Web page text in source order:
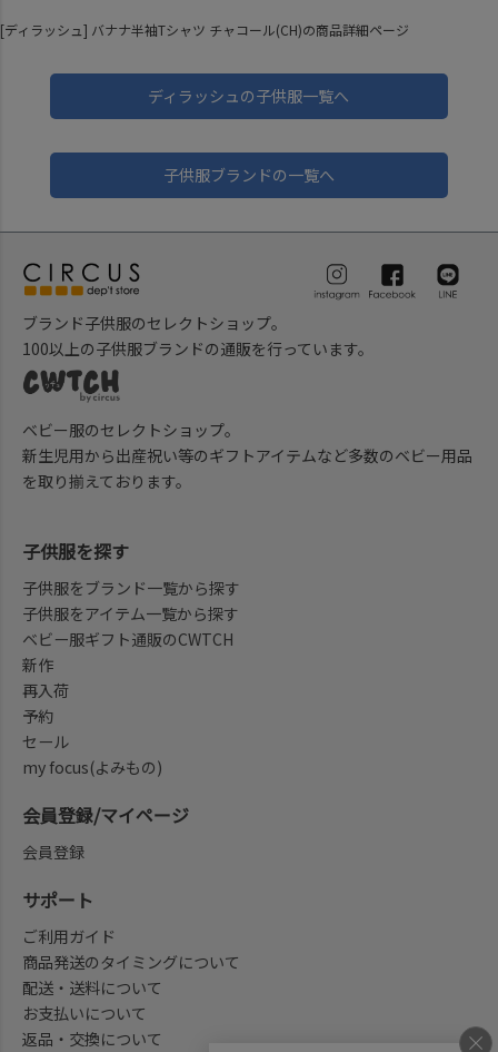
[ディラッシュ] バナナ半袖Tシャツ チャコール(CH)の商品詳細ページ
ディラッシュの子供服一覧へ
子供服ブランドの一覧へ
ブランド子供服のセレクトショップ。
100以上の子供服ブランドの通販を行っています。
ベビー服のセレクトショップ。
新生児用から出産祝い等のギフトアイテムなど多数のベビー用品
を取り揃えております。
子供服を探す
子供服をブランド一覧から探す
子供服をアイテム一覧から探す
ベビー服ギフト通販のCWTCH
新作
再入荷
予約
セール
my focus(よみもの)
会員登録/マイページ
会員登録
サポート
ご利用ガイド
商品発送のタイミングについて
配送・送料について
お支払いについて
返品・交換について